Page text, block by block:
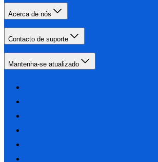
Acerca de nós
Contacto de suporte
Mantenha-se atualizado